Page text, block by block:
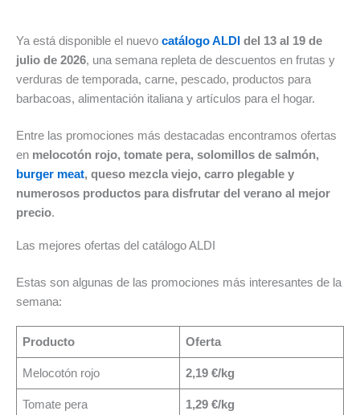
Ya está disponible el nuevo catálogo ALDI del 13 al 19 de
julio de 2026, una semana repleta de descuentos en frutas y
verduras de temporada, carne, pescado, productos para
barbacoas, alimentación italiana y artículos para el hogar.
Entre las promociones más destacadas encontramos ofertas
en melocotón rojo, tomate pera, solomillos de salmón,
burger meat, queso mezcla viejo, carro plegable y
numerosos productos para disfrutar del verano al mejor
precio.
Las mejores ofertas del catálogo ALDI
Estas son algunas de las promociones más interesantes de la
semana:
Producto Oferta
Melocotón rojo 2,19 €/kg
Tomate pera 1,29 €/kg